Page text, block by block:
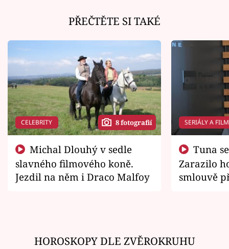
PŘEČTĚTE SI TAKÉ
CELEBRITY 8 fotografií
slavného filmového koně.
Jezdil na něm i Draco Malfoy
SERIÁLY A
Zarazilo
smlouvě
HOROSKOPY DLE ZVĚROKRUHU